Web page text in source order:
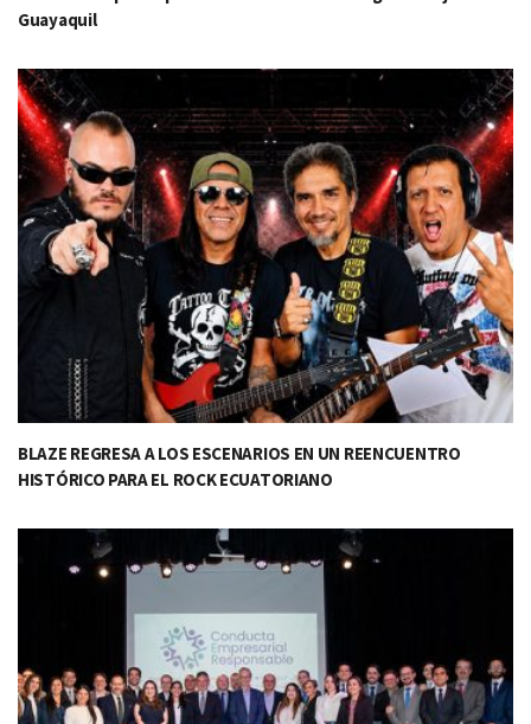
Guayaquil
BLAZE REGRESA A LOS ESCENARIOS EN UN REENCUENTRO
HISTÓRICO PARA EL ROCK ECUATORIANO